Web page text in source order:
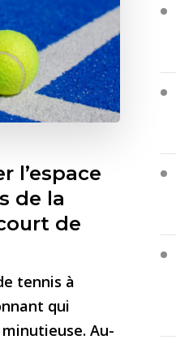
l’espace
de la
de
tennis à
qui
Au-